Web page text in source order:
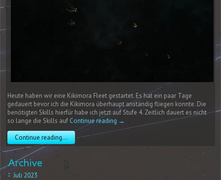
Heute haben wir eine Kikimora Fleet gestartet. Es hat ein paar Tage
gedauert bevor ich die Kikimora überhaupt anständig fliegen konnte. Die
benötigten Skills hierfür habe ich jetzt auf Stufe 4. Zeitlich dauert es nicht
so lange die Skills auf Continue reading →
Continue reading...
Archive
Juli 2023